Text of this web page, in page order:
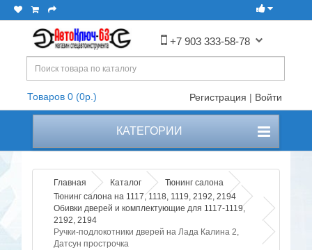
+7 903 333-58-78
Товаров 0 (0р.) Регистрация | Войти
КАТЕГОРИИ
Главная Каталог
Тюнинг салона
Тюнинг салона на 1117, 1118, 1119, 2192, 2194
Обивки дверей и комплектующие для 1117-1119,
2192, 2194
Ручки-подлокотники дверей на Лада Калина 2,
Датсун прострочка